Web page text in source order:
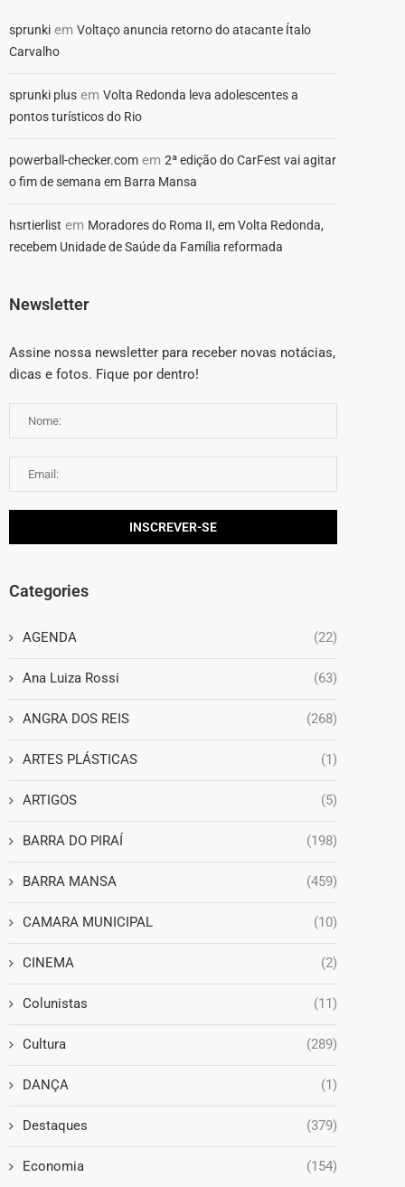
sprunki em Voltaço anuncia retorno do atacante Ítalo
Carvalho
sprunki plus em Volta Redonda leva adolescentes a
pontos turísticos do Rio
powerball-checker.com em 2ª edição do CarFest vai agitar
o fim de semana em Barra Mansa
hsrtierlist em Moradores do Roma II, em Volta Redonda,
recebem Unidade de Saúde da Família reformada
Newsletter
Assine nossa newsletter para receber novas notácias,
dicas e fotos. Fique por dentro!
Categories
AGENDA (22)
Ana Luiza Rossi (63)
ANGRA DOS REIS (268)
ARTES PLÁSTICAS (1)
ARTIGOS (5)
BARRA DO PIRAÍ (198)
BARRA MANSA (459)
CAMARA MUNICIPAL (10)
CINEMA (2)
Colunistas (11)
Cultura (289)
DANÇA (1)
Destaques (379)
Economia (154)